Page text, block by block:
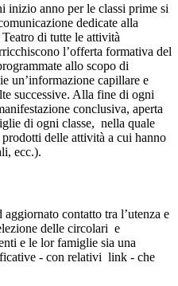
inizio anno per le classi prime si
dedicate alla
di tutte le attività
l’offerta formativa del
allo scopo di
un’informazione capillare e
successive. Alla fine di ogni
conclusiva, aperta
di ogni classe, nella quale
delle attività a cui hanno
ecc.).
contatto tra l’utenza e
delle circolari e
e le lor famiglie sia una
- con relativi link - che